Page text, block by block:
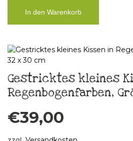
In den Warenkorb
Gestricktes kleines
Regenbogenfarben,
€39,00